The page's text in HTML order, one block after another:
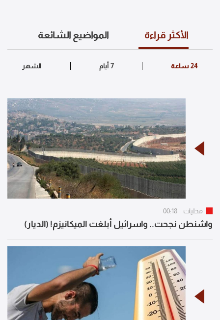
الأكثر قراءة المواضيع الشائعة
محليات 00:18
واشنطن نجحت.. واسرائيل أبلغت الميكانيزم! (الديار)